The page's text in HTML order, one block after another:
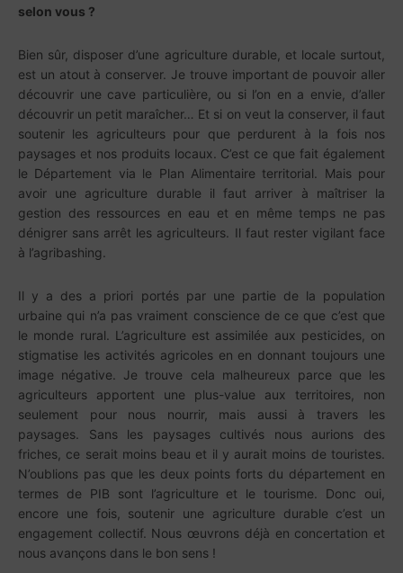
selon vous ?
Bien sûr, disposer d’une agriculture durable, et locale surtout,
est un atout à conserver. Je trouve important de pouvoir aller
découvrir une cave particulière, ou si l’on en a envie, d’aller
découvrir un petit maraîcher… Et si on veut la conserver, il faut
soutenir les agriculteurs pour que perdurent à la fois nos
paysages et nos produits locaux. C’est ce que fait également
le Département via le Plan Alimentaire territorial. Mais pour
avoir une agriculture durable il faut arriver à maîtriser la
gestion des ressources en eau et en même temps ne pas
dénigrer sans arrêt les agriculteurs. Il faut rester vigilant face
à l’agribashing.
Il y a des a priori portés par une partie de la population
urbaine qui n’a pas vraiment conscience de ce que c’est que
le monde rural. L’agriculture est assimilée aux pesticides, on
stigmatise les activités agricoles en en donnant toujours une
image négative. Je trouve cela malheureux parce que les
agriculteurs apportent une plus-value aux territoires, non
seulement pour nous nourrir, mais aussi à travers les
paysages. Sans les paysages cultivés nous aurions des
friches, ce serait moins beau et il y aurait moins de touristes.
N’oublions pas que les deux points forts du département en
termes de PIB sont l’agriculture et le tourisme. Donc oui,
encore une fois, soutenir une agriculture durable c’est un
engagement collectif. Nous œuvrons déjà en concertation et
nous avançons dans le bon sens !